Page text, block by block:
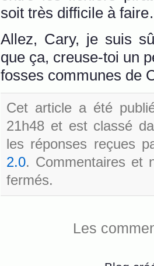
soit très difficile à
Allez, Cary, je suis
que ça, creuse-toi un
fosses communes de
Cet article a été
21h48 et est classé
les réponses reçues
2.0. Commentaires et
fermés.
Les